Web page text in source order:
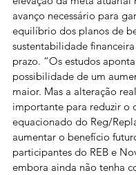
avanço necessário para
equilíbrio dos planos de
sustentabilidade
prazo. “Os estudos
possibilidade de um
maior. Mas a alteração
importante para reduzir o
equacionado do Reg/
aumentar o benefício
participantes do REB e
embora ainda não tenha